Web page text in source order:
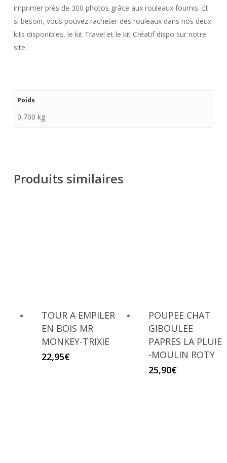
imprimer près de 300 photos grâce aux rouleaux fournis. Et
si besoin, vous pouvez racheter des rouleaux dans nos deux
kits disponibles, le kit Travel et le kit Créatif dispo sur notre
site.
Poids
0,700 kg
Produits similaires
TOUR A EMPILER
EN BOIS MR
MONKEY-TRIXIE
22,95€
POUPEE CHAT
GIBOULEE
PAPRES LA PLUIE
-MOULIN ROTY
25,90€